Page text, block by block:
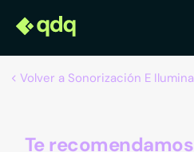
Volver a Sonorización E
Te